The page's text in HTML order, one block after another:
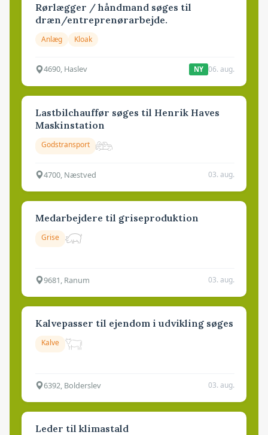
Rørlægger / håndmand søges til
dræn/entreprenørarbejde.
Anlæg Kloak
4690, Haslev NY 06. aug.
Lastbilchauffør søges til Henrik Haves
Maskinstation
Godstransport
4700, Næstved 03. aug.
Medarbejdere til griseproduktion
Grise
9681, Ranum 03. aug.
Kalvepasser til ejendom i udvikling søges
Kalve
6392, Bolderslev 03. aug.
Leder til klimastald